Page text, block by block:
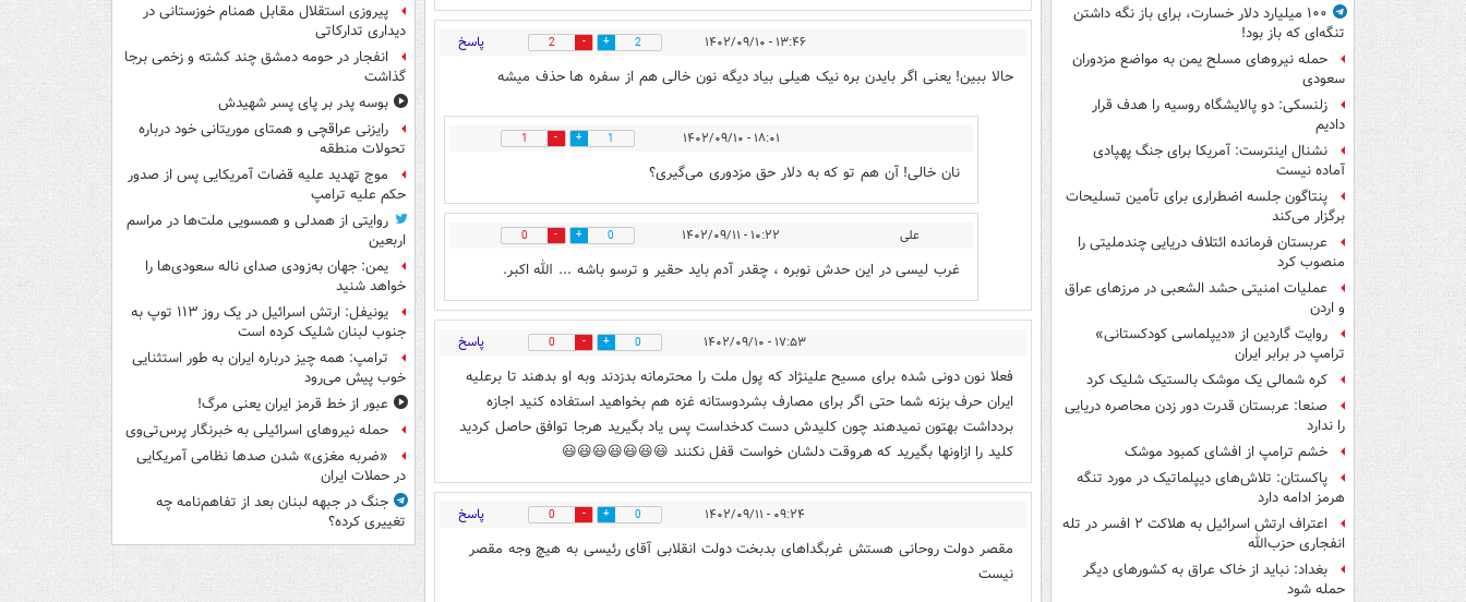
۱۰۰ میلیارد دلار خسارت، برای باز نگه داشتن
تنگه‌ای که باز بود!
حمله نیروهای مسلح یمن به مواضع مزدوران
سعودی
زلنسکی: دو پالایشگاه روسیه را هدف قرار
دادیم
نشنال اینترست: آمریکا برای جنگ پهپادی
آماده نیست
پنتاگون جلسه اضطراری برای تأمین تسلیحات
برگزار می‌کند
عربستان فرمانده ائتلاف دریایی چندملیتی را
منصوب کرد
عملیات امنیتی حشد الشعبی در مرزهای عراق
و اردن
روایت گاردین از «دیپلماسی کودکستانی»
ترامپ در برابر ایران
کره شمالی یک موشک بالستیک شلیک کرد
صنعا: عربستان قدرت دور زدن محاصره دریایی
را ندارد
خشم ترامپ از افشای کمبود موشک
پاکستان: تلاش‌های دیپلماتیک در مورد تنگه
هرمز ادامه دارد
اعتراف ارتش اسرائیل به هلاکت ۲ افسر در تله
انفجاری حزب‌الله
بغداد: نباید از خاک عراق به کشورهای دیگر
حمله شود
۱۳:۴۶ - ۱۴۰۲/۰۹/۱۰ 2
2 پاسخ
حالا ببین! یعنی اگر بایدن بره نیک هیلی بیاد دیگه نون خالی هم از سفره ها حذف میشه
۱۸:۰۱ - ۱۴۰۲/۰۹/۱۰ 1
1
نان خالی! آن هم تو که به دلار حق مزدوری می‌گیری؟
علی ۱۰:۲۲ - ۱۴۰۲/۰۹/۱۱ 0
0
غرب لیسی در این حدش نوبره ، چقدر آدم باید حقیر و ترسو باشه ... الله اکبر.
۱۷:۵۳ - ۱۴۰۲/۰۹/۱۰ 0
0 پاسخ
فعلا نون دونی شده برای مسیح علینژاد که پول ملت را محترمانه بدزدند وبه او بدهند تا برعلیه
ایران حرف بزنه شما حتی اگر برای مصارف بشردوستانه غزه هم بخواهید استفاده کنید اجازه
بردداشت بهتون نمیدهند چون کلیدش دست کدخداست پس یاد بگیرید هرجا توافق حاصل کردید
کلید را ازاونها بگیرید که هروقت دلشان خواست قفل نکنند 😃😃😃😃😃😃😃
۰۹:۲۴ - ۱۴۰۲/۰۹/۱۱ 0
0 پاسخ
مقصر دولت روحانی هستش غربگداهای بدبخت دولت انقلابی آقای رئیسی به هیچ وجه مقصر
نیست
پیروزی استقلال مقابل همنام خوزستانی در
دیداری تدارکاتی
انفجار در حومه دمشق چند کشته و زخمی برجا
گذاشت
بوسه‌ پدر بر پای پسر شهیدش
رایزنی عراقچی و همتای موریتانی خود درباره
تحولات منطقه
موج تهدید علیه قضات آمریکایی پس از صدور
حکم علیه ترامپ
روایتی از همدلی و همسویی ملت‌ها در مراسم
اربعین
یمن: جهان به‌زودی صدای ناله سعودی‌ها را
خواهد شنید
یونیفل: ارتش اسرائیل در یک روز ۱۱۳ توپ به
جنوب لبنان شلیک کرده است
ترامپ: همه چیز درباره ایران به طور استثنایی
خوب پیش می‌رود
عبور از خط قرمز ایران یعنی مرگ!
حمله نیروهای اسرائیلی به خبرنگار پرس‌تی‌وی
«ضربه مغزی» شدن صدها نظامی آمریکایی
در حملات ایران
جنگ در جبهه لبنان بعد از تفاهم‌نامه چه
تغییری کرده؟